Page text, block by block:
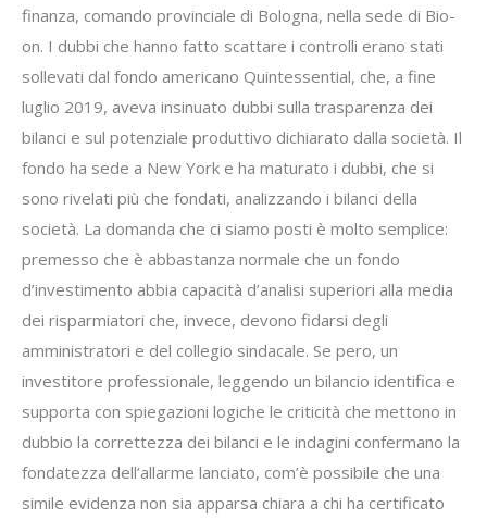
finanza, comando provinciale di Bologna, nella sede di Bio-
on. I dubbi che hanno fatto scattare i controlli erano stati
sollevati dal fondo americano Quintessential, che, a fine
luglio 2019, aveva insinuato dubbi sulla trasparenza dei
bilanci e sul potenziale produttivo dichiarato dalla società. Il
fondo ha sede a New York e ha maturato i dubbi, che si
sono rivelati più che fondati, analizzando i bilanci della
società. La domanda che ci siamo posti è molto semplice:
premesso che è abbastanza normale che un fondo
d’investimento abbia capacità d’analisi superiori alla media
dei risparmiatori che, invece, devono fidarsi degli
amministratori e del collegio sindacale. Se pero, un
investitore professionale, leggendo un bilancio identifica e
supporta con spiegazioni logiche le criticità che mettono in
dubbio la correttezza dei bilanci e le indagini confermano la
fondatezza dell’allarme lanciato, com’è possibile che una
simile evidenza non sia apparsa chiara a chi ha certificato